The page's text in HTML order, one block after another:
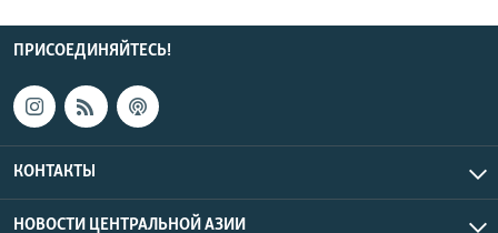
ПРИСОЕДИНЯЙТЕСЬ!
КОНТАКТЫ
НОВОСТИ ЦЕНТРАЛЬНОЙ АЗИИ